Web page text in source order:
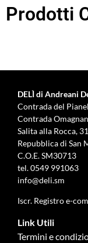
Prodotti
DELÌ di Andreani
Contrada del
Contrada
Salita alla Rocca, 31
Repubblica di San
C.O.E. SM30713
tel.0549 991063
info@deli.sm
Iscr. Registro e-
Link Utili
Termini e